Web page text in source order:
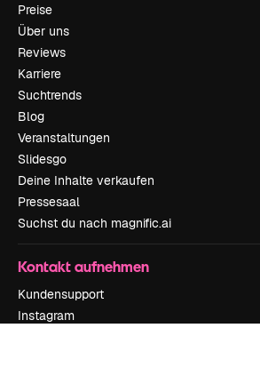
Preise
Über uns
Reviews
Karriere
Suchtrends
Blog
Veranstaltungen
Slidesgo
Deine Inhalte verkaufen
Pressesaal
Suchst du nach magnific.ai
Kontakt aufnehmen
Kundensupport
Instagram